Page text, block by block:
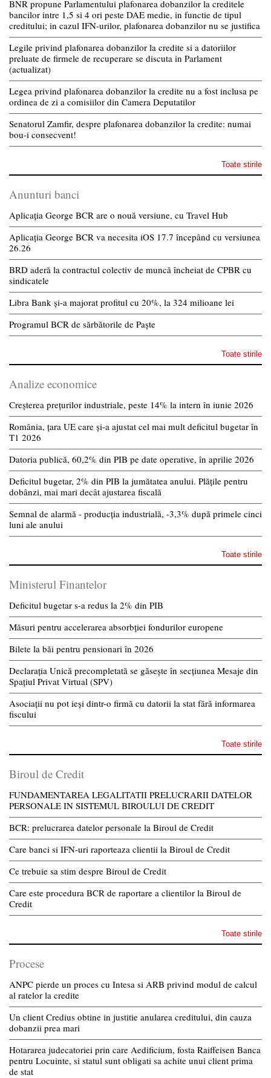
BNR propune Parlamentului plafonarea dobanzilor la creditele
bancilor intre 1,5 si 4 ori peste DAE medie, in functie de tipul
creditului; in cazul IFN-urilor, plafonarea dobanzilor nu se justifica
Legile privind plafonarea dobanzilor la credite si a datoriilor
preluate de firmele de recuperare se discuta in Parlament
(actualizat)
Legea privind plafonarea dobanzilor la credite nu a fost inclusa pe
ordinea de zi a comisiilor din Camera Deputatilor
Senatorul Zamfir, despre plafonarea dobanzilor la credite: numai
bou-i consecvent!
Toate stirile
Anunturi banci
Aplicația George BCR are o nouă versiune, cu Travel Hub
Aplicația George BCR va necesita iOS 17.7 începând cu versiunea
26.26
BRD aderă la contractul colectiv de muncă încheiat de CPBR cu
sindicatele
Libra Bank și-a majorat profitul cu 20%, la 324 milioane lei
Programul BCR de sărbătorile de Paște
Toate stirile
Analize economice
Creșterea prețurilor industriale, peste 14% la intern în iunie 2026
România, țara UE care și-a ajustat cel mai mult deficitul bugetar în
T1 2026
Datoria publică, 60,2% din PIB pe date operative, în aprilie 2026
Deficitul bugetar, 2% din PIB la jumătatea anului. Plățile pentru
dobânzi, mai mari decât ajustarea fiscală
Semnal de alarmă - producția industrială, -3,3% după primele cinci
luni ale anului
Toate stirile
Ministerul Finantelor
Deficitul bugetar s-a redus la 2% din PIB
Măsuri pentru accelerarea absorbției fondurilor europene
Bilete la băi pentru pensionari în 2026
Declarația Unică precompletată se găsește în secțiunea Mesaje din
Spațiul Privat Virtual (SPV)
Asociații nu pot ieși dintr-o firmă cu datorii la stat fără informarea
fiscului
Toate stirile
Biroul de Credit
FUNDAMENTAREA LEGALITATII PRELUCRARII DATELOR
PERSONALE IN SISTEMUL BIROULUI DE CREDIT
BCR: prelucrarea datelor personale la Biroul de Credit
Care banci si IFN-uri raporteaza clientii la Biroul de Credit
Ce trebuie sa stim despre Biroul de Credit
Care este procedura BCR de raportare a clientilor la Biroul de
Credit
Toate stirile
Procese
ANPC pierde un proces cu Intesa si ARB privind modul de calcul
al ratelor la credite
Un client Credius obtine in justitie anularea creditului, din cauza
dobanzii prea mari
Hotararea judecatoriei prin care Aedificium, fosta Raiffeisen Banca
pentru Locuinte, si statul sunt obligati sa achite unui client prima
de stat